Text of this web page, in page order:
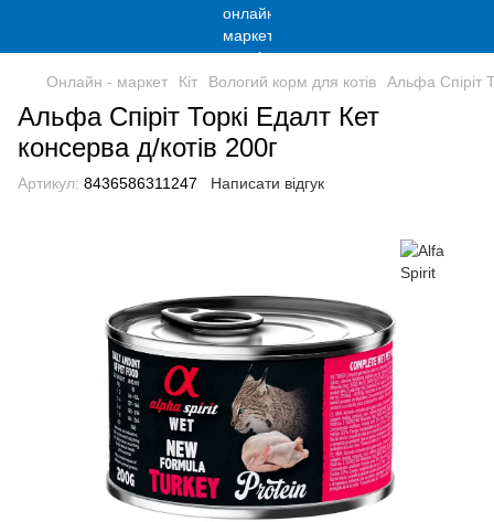
Онлайн - маркет Кіт Вологий корм для котів Альфа Спіріт
Альфа Спіріт Торкі Едалт Кет
консерва д/котів 200г
Артикул: 8436586311247 Написати відгук